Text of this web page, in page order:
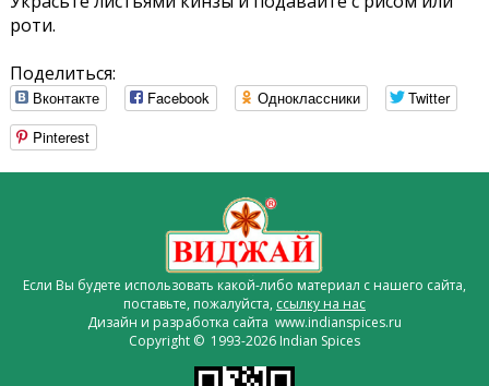
роти.
Поделиться:
Вконтакте Facebook Одноклассники
Twitter
Pinterest
Если Вы будете использовать какой-либо материал с нашего сайта,
поставьте, пожалуйста, ссылку на нас
Дизайн и разработка сайта www.indianspices.ru
Copyright © 1993-2026 Indian Spices